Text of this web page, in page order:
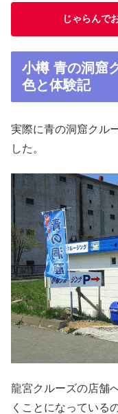
じゃらんで
小樽 青の洞窟
色と体験記
実際に青の洞窟クル
した。
龍宮クルーズの店舗
くことになっている